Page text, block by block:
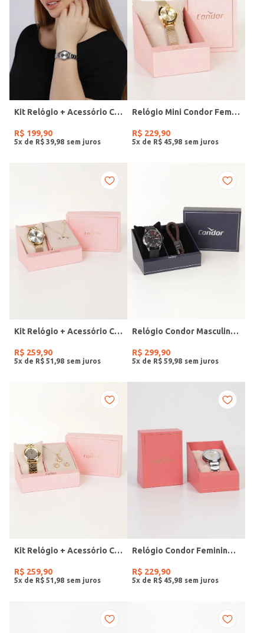
Kit Relógio + Acessório Condor Feminino PRATA
R$ 199,90
5x de R$ 39 98
Relógio Mini Condor Feminino DOURADO
R$ 229,90
5x de R$ 45 98
Kit Relógio + Acessório Condor Feminino DOURADO
R$ 259,90
5x de R$ 51 98
Relógio Condor Masculino PRETO
R$ 299,90
5x de R$ 59 98
Kit Relógio + Acessório Condor Feminino DOURADO
R$ 259,90
5x de R$ 51 98
Relógio Condor Feminino PRATA
R$ 229,90
5x de R$ 45 98